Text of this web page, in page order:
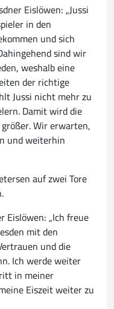
Eislöwen: „Jussi
in den
und sich
sind wir
weshalb eine
der richtige
Jussi nicht mehr zu
Damit wird die
Wir erwarten,
und weiterhin
auf zwei Tore
Eislöwen: „Ich freue
mit den
und die
Ich werde weiter
in meiner
Eiszeit weiter zu